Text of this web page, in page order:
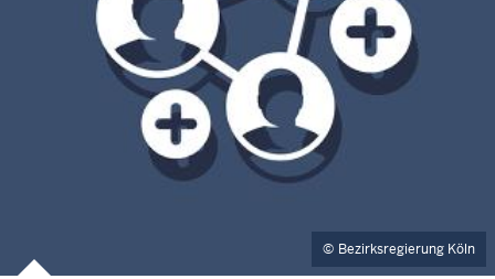
Bezirksregierung Köln